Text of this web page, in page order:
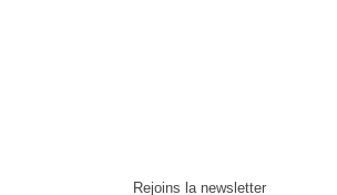
Rejoins la newsletter